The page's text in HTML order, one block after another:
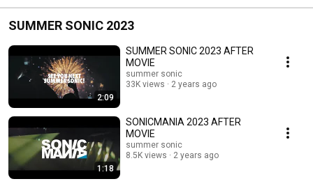
ボ映像を公開！
SUMMER SONIC 2023
2:09
SUMMER SONIC 2023 AFTER
MOVIE
summer sonic
33K views
2 years ago
1:18
SONICMANIA 2023 AFTER
MOVIE
summer sonic
8.5K views
2 years ago